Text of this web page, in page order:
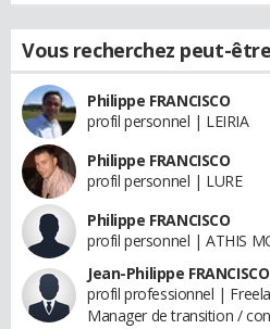
Vous recherchez peut-être
Philippe FRANCISCO
profil personnel | LEIRIA
Philippe FRANCISCO
profil personnel | LURE
Philippe FRANCISCO
profil personnel | ATHIS
Jean-Philippe FRANCISCO
profil professionnel |
Manager de transition /